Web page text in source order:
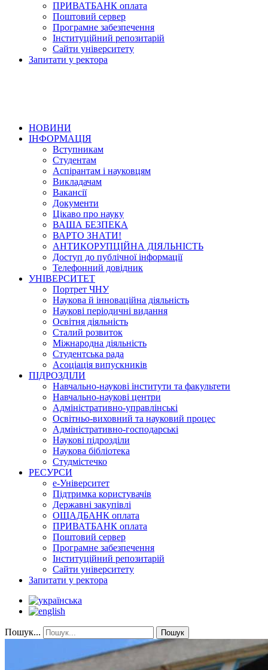
ПРИВАТБАНК оплата
Поштовий сервер
Програмне забезпечення
Інституційний репозитарій
Сайти університету
Запитати у ректора
НОВИНИ
ІНФОРМАЦІЯ
Вступникам
Студентам
Аспірантам і науковцям
Викладачам
Вакансії
Документи
Цікаво про науку
ВАША БЕЗПЕКА
ВАРТО ЗНАТИ!
АНТИКОРУПЦІЙНА ДІЯЛЬНІСТЬ
Доступ до публічної інформації
Телефонний довідник
УНІВЕРСИТЕТ
Портрет ЧНУ
Наукова й інноваційна діяльність
Наукові періодичні видання
Освітня діяльність
Сталий розвиток
Міжнародна діяльність
Студентська рада
Асоціація випускників
ПІДРОЗДІЛИ
Навчально-наукові інститути та факультети
Навчально-наукові центри
Адміністративно-управлінські
Освітньо-виховний та науковий процес
Адміністративно-господарські
Наукові підрозділи
Наукова бібліотека
Студмістечко
РЕСУРСИ
е-Університет
Підтримка користувачів
Державні закупівлі
ОЩАДБАНК оплата
ПРИВАТБАНК оплата
Поштовий сервер
Програмне забезпечення
Інституційний репозитарій
Сайти університету
Запитати у ректора
Пошук... Пошук